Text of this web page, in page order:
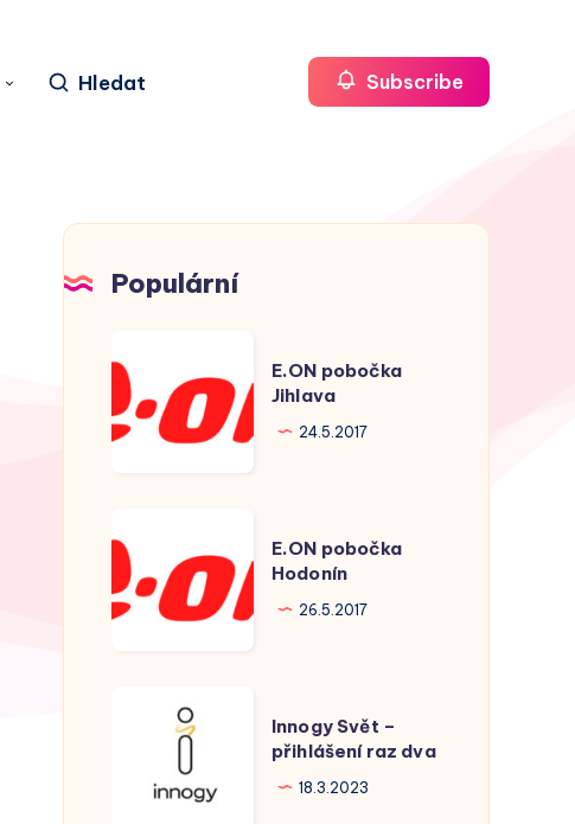
Hledat Subscribe
Populární
pobočka
Jihlava
E.ON pobočka
Jihlava
24.5.2017
pobočka
Hodonín
E.ON pobočka
Hodonín
26.5.2017
přihlášení
Innogy Svět –
přihlášení raz dva
18.3.2023